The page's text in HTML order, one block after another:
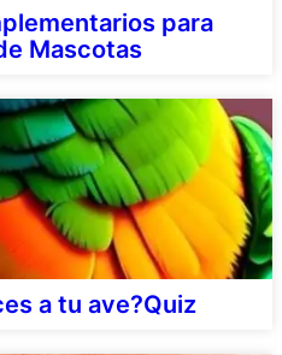
para
Mascotas
a tu ave?Quiz